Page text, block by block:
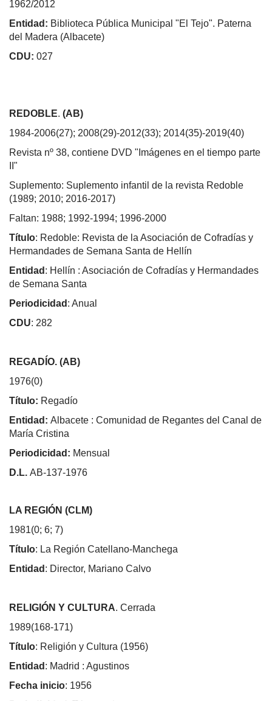
1962/2012
Entidad: Biblioteca Pública Municipal "El Tejo". Paterna
del Madera (Albacete)
CDU: 027
REDOBLE. (AB)
1984-2006(27); 2008(29)-2012(33); 2014(35)-2019(40)
Revista nº 38, contiene DVD "Imágenes en el tiempo parte
II"
Suplemento: Suplemento infantil de la revista Redoble
(1989; 2010; 2016-2017)
Faltan: 1988; 1992-1994; 1996-2000
Título: Redoble: Revista de la Asociación de Cofradías y
Hermandades de Semana Santa de Hellín
Entidad : Hellín : Asociación de Cofradías y Hermandades
de Semana Santa
Periodicidad : Anual
CDU: 282
REGADÍO. (AB)
1976(0)
Título: Regadío
Entidad: Albacete : Comunidad de Regantes del Canal de
María Cristina
Periodicidad: Mensual
D.L. AB-137-1976
LA REGIÓN (CLM)
1981(0; 6; 7)
Título: La Región Catellano-Manchega
Entidad : Director, Mariano Calvo
RELIGIÓN Y CULTURA. Cerrada
1989(168-171)
Título: Religión y Cultura (1956)
Entidad : Madrid : Agustinos
Fecha inicio: 1956